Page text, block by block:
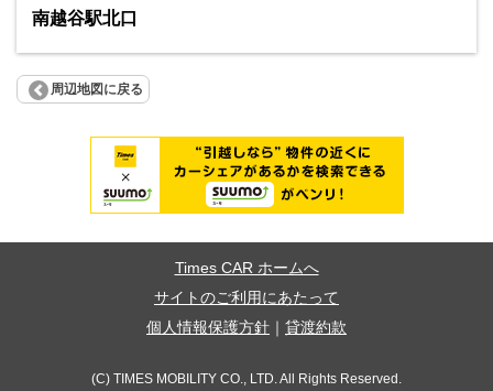
南越谷駅北口
周辺地図に戻る
Times CAR ホームへ
サイトのご利用にあたって
個人情報保護方針
貸渡約款
(C) TIMES MOBILITY CO., LTD. All Rights Reserved.